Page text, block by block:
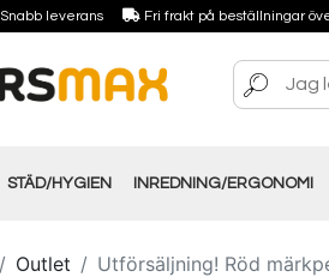
Snabb leverans Fri frakt på beställningar
STÄD/HYGIEN INREDNING/ERGONOMI
Outlet Utförsäljning! Röd